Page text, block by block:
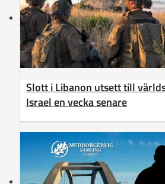
Slott i Libanon utsett till
Israel en vecka senare